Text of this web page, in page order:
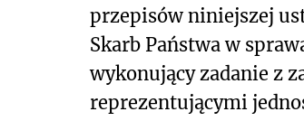
przepisów niniejszej
Skarb Państwa w
wykonujący zadanie z
reprezentującymi